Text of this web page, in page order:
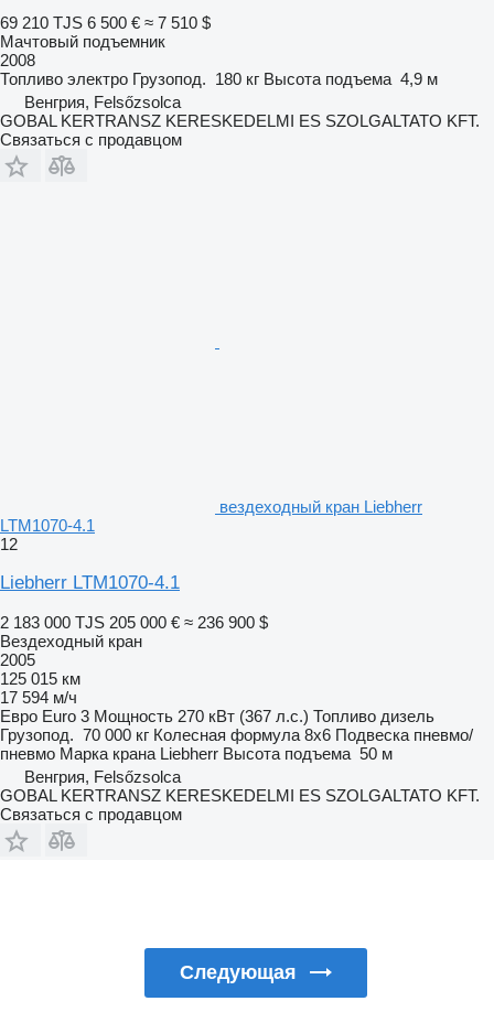
69 210 TJS 6 500 € ≈ 7 510 $
Мачтовый подъемник
2008
Топливо электро Грузопод. 180 кг Высота подъема 4,9 м
Венгрия, Felsőzsolca
GOBAL KERTRANSZ KERESKEDELMI ES SZOLGALTATO KFT.
Связаться с продавцом
вездеходный кран Liebherr
LTM1070-4.1
12
Liebherr LTM1070-4.1
2 183 000 TJS 205 000 € ≈ 236 900 $
Вездеходный кран
2005
125 015 км
17 594 м/ч
Евро Euro 3 Мощность 270 кВт (367 л.с.) Топливо дизель
Грузопод. 70 000 кг Колесная формула 8x6 Подвеска пневмо/
пневмо Марка крана Liebherr Высота подъема 50 м
Венгрия, Felsőzsolca
GOBAL KERTRANSZ KERESKEDELMI ES SZOLGALTATO KFT.
Связаться с продавцом
Следующая